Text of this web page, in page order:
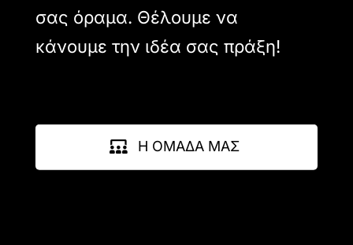
σας όραμα. Θέλουμε να
κάνουμε την ιδέα σας πράξη!
Η ΟΜΑΔΑ ΜΑΣ